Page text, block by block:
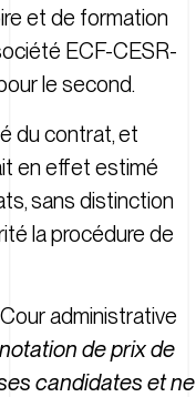
et de formation
ECF-CESR-
le second.
du contrat, et
en effet estimé
sans distinction
la procédure de
administrative
de prix de
candidates et ne